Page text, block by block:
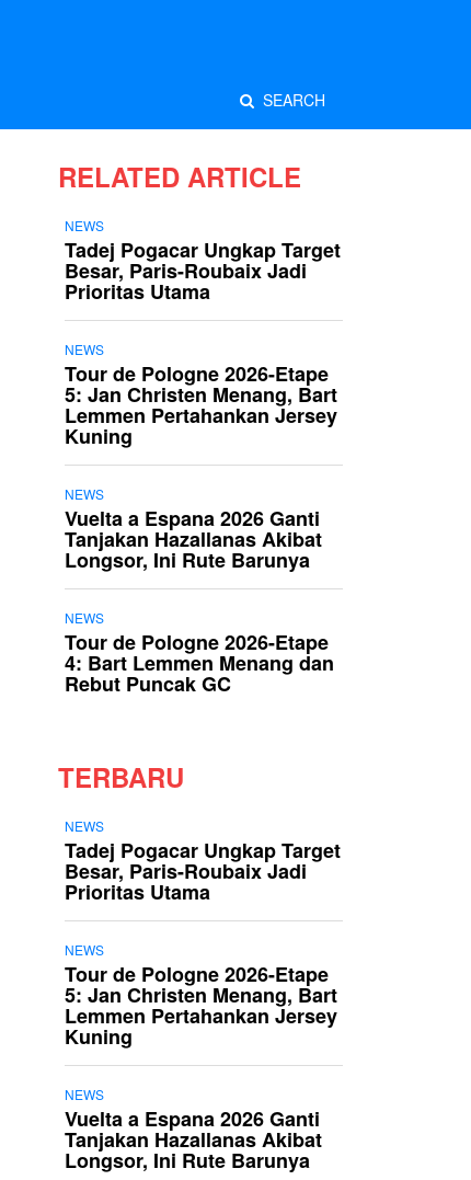
SEARCH
RELATED ARTICLE
NEWS
Tadej Pogacar Ungkap Target
Besar, Paris-Roubaix Jadi
Prioritas Utama
NEWS
Tour de Pologne 2026-Etape
5: Jan Christen Menang, Bart
Lemmen Pertahankan Jersey
Kuning
NEWS
Vuelta a Espana 2026 Ganti
Tanjakan Hazallanas Akibat
Longsor, Ini Rute Barunya
NEWS
Tour de Pologne 2026-Etape
4: Bart Lemmen Menang dan
Rebut Puncak GC
TERBARU
NEWS
Tadej Pogacar Ungkap Target
Besar, Paris-Roubaix Jadi
Prioritas Utama
NEWS
Tour de Pologne 2026-Etape
5: Jan Christen Menang, Bart
Lemmen Pertahankan Jersey
Kuning
NEWS
Vuelta a Espana 2026 Ganti
Tanjakan Hazallanas Akibat
Longsor, Ini Rute Barunya